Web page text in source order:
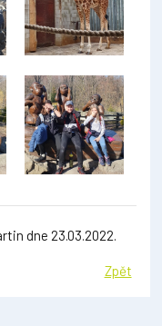
dne 23.03.2022.
Zpět